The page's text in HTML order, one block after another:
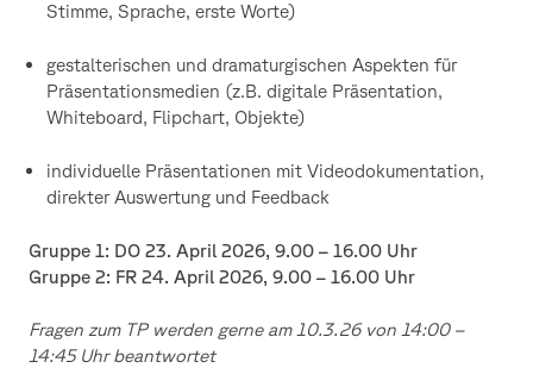
Stimme, Sprache, erste Worte)
gestalterischen und dramaturgischen Aspekten für
Präsentationsmedien (z.B. digitale Präsentation,
Whiteboard, Flipchart, Objekte)
individuelle Präsentationen mit Videodokumentation,
direkter Auswertung und Feedback
Gruppe 1: DO 23. April 2026, 9.00 – 16.00 Uhr
Gruppe 2: FR 24. April 2026, 9.00 – 16.00 Uhr
Fragen zum TP werden gerne am 10.3.26 von 14:00 –
14:45 Uhr beantwortet